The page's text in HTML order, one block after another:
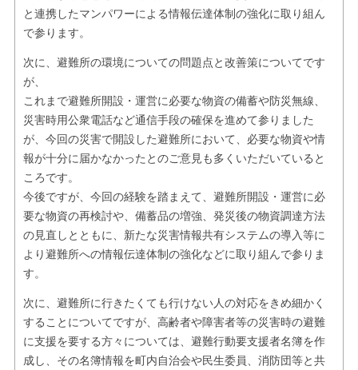
と連携したマンパワーによる情報伝達体制の強化に取り組ん
で参ります。
次に、避難所の環境についての問題点と改善策についてです
が、
これまで避難所開設・運営に必要な物資の備蓄や防災無線、
災害時用公衆電話など通信手段の確保を進めて参りました
が、今回の災害で開設した避難所において、必要な物資や情
報が十分に届かなかったとのご意見も多くいただいていると
ころです。
今後ですが、今回の経験を踏まえて、避難所開設・運営に必
要な物資の再検討や、備蓄品の増強、発災後の物資調達方法
の見直しとともに、新たな災害情報共有システムの導入等に
より避難所への情報伝達体制の強化などに取り組んで参りま
す。
次に、避難所に行きたくても行けない人の対応をきめ細かく
することについてですが、高齢者や障害者等の災害時の避難
に支援を要する方々については、避難行動要支援者名簿を作
成し、その名簿情報を町内自治会や民生委員、消防団等と共